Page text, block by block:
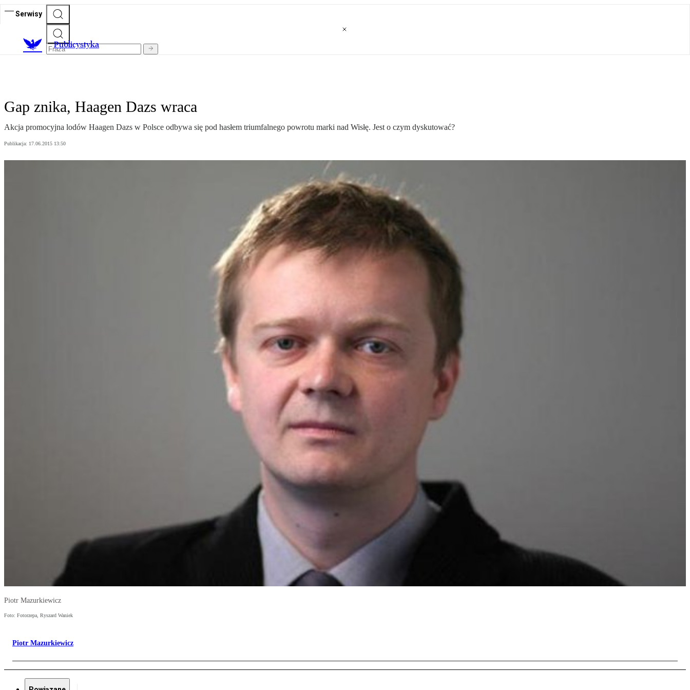
Serwisy
Publicystyka
Gap znika, Haagen Dazs wraca
Akcja promocyjna lodów Haagen Dazs w Polsce odbywa się pod hasłem triumfalnego powrotu marki nad Wisłę. Jest o czym dyskutować?
Publikacja: 17.06.2015 13:50
Piotr Mazurkiewicz
Foto: Fotorzepa, Ryszard Waniek
Piotr Mazurkiewicz